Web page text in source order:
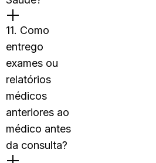
11. Como
entrego
exames ou
relatórios
médicos
anteriores ao
médico antes
da consulta?